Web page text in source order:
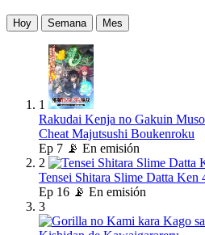
Hoy Semana Mes
1
Rakudai Kenja no Gakuin
Cheat Majutsushi Boukenroku
Ep 7 📡 En emisión
2
Tensei Shitara Slime Datta Ken
Ep 16 📡 En emisión
3